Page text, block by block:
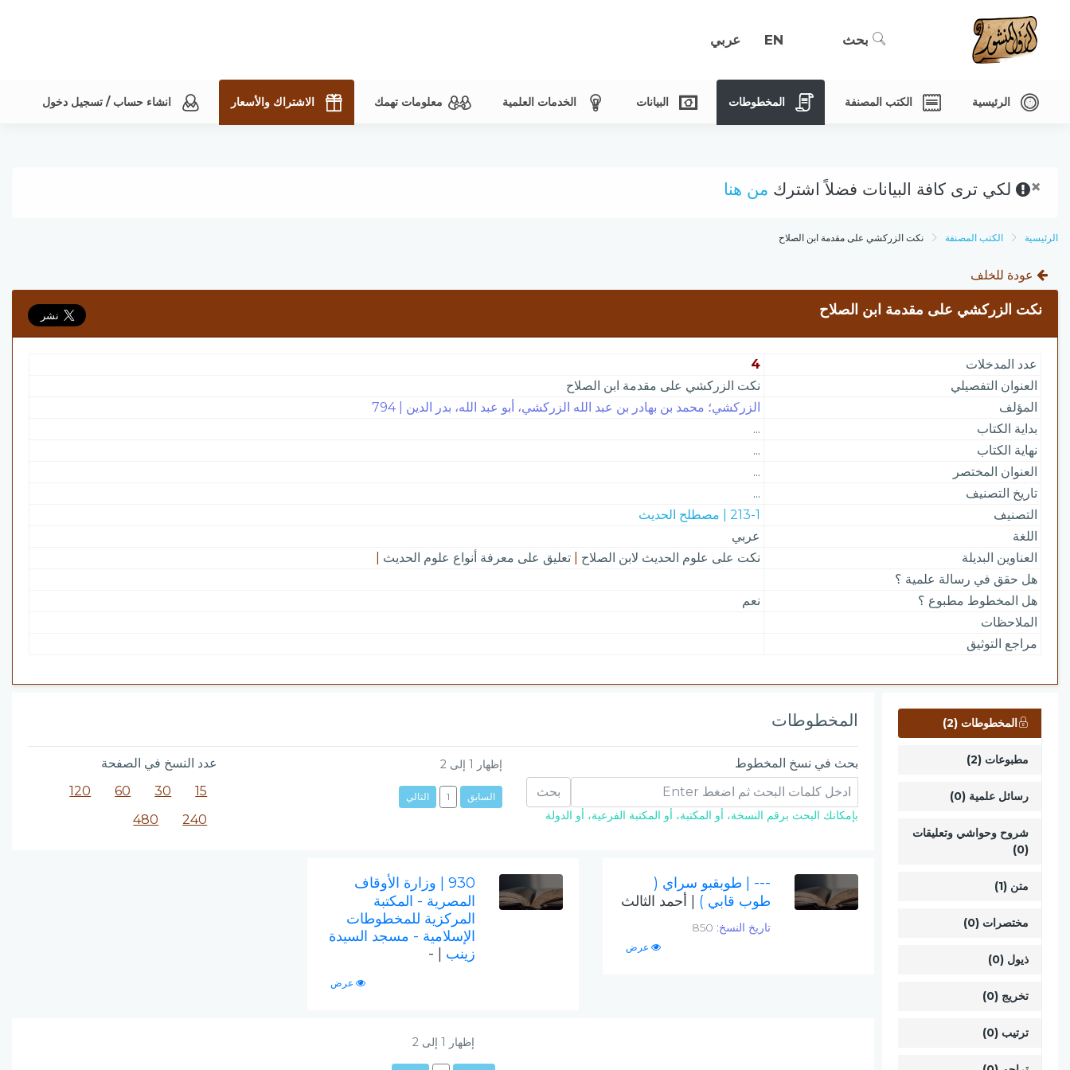
بحث EN عربي
الرئيسية الكتب المصنفة المخطوطات البيانات الخدمات العلمية معلومات تهمك الاشتراك والأسعار انشاء حساب / تسجيل دخول
× لكي ترى كافة البيانات فضلاً اشترك من هنا
الرئيسية الكتب المصنفة نكت الزركشي على مقدمة ابن الصلاح
عودة للخلف
نكت الزركشي على مقدمة ابن الصلاح
عدد المدخلات
4
العنوان التفصيلي
نكت الزركشي على مقدمة ابن الصلاح
المؤلف
الزركشي؛ محمد بن بهادر بن عبد الله الزركشي، أبو عبد الله، بدر الدين | 794
بداية الكتاب
...
نهاية الكتاب
...
العنوان المختصر
...
تاريخ التصنيف
...
التصنيف
213-1 | مصطلح الحديث
اللغة
عربي
العناوين البديلة
نكت على علوم الحديث لابن الصلاح تعليق على معرفة أنواع علوم الحديث
هل حقق في رسالة علمية ؟
هل المخطوط مطبوع ؟
نعم
الملاحظات
مراجع التوثيق
المخطوطات (2)
مطبوعات (2)
رسائل علمية (0)
شروح وحواشي وتعليقات
(0)
متن (1)
مختصرات (0)
ذيول (0)
تخريج (0)
ترتيب (0)
المخطوطات
بحث في نسخ المخطوط
بحث
بإمكانك البحث برقم النسخة، أو المكتبة، أو المكتبة الفرعية، أو الدولة
إظهار 1 إلى2
السابق 1 التالي
عدد النسخ في الصفحة
15
30
60
120
240
480
---
| طوبقبو سراي (
طوب قابي )
| أحمد الثالث
تاريخ النسخ:
عرض
930
| وزارة الأوقاف
المصرية - المكتبة
المركزية للمخطوطات
الإسلامية - مسجد السيدة
زينب
| -
عرض
إظهار 1 إلى2